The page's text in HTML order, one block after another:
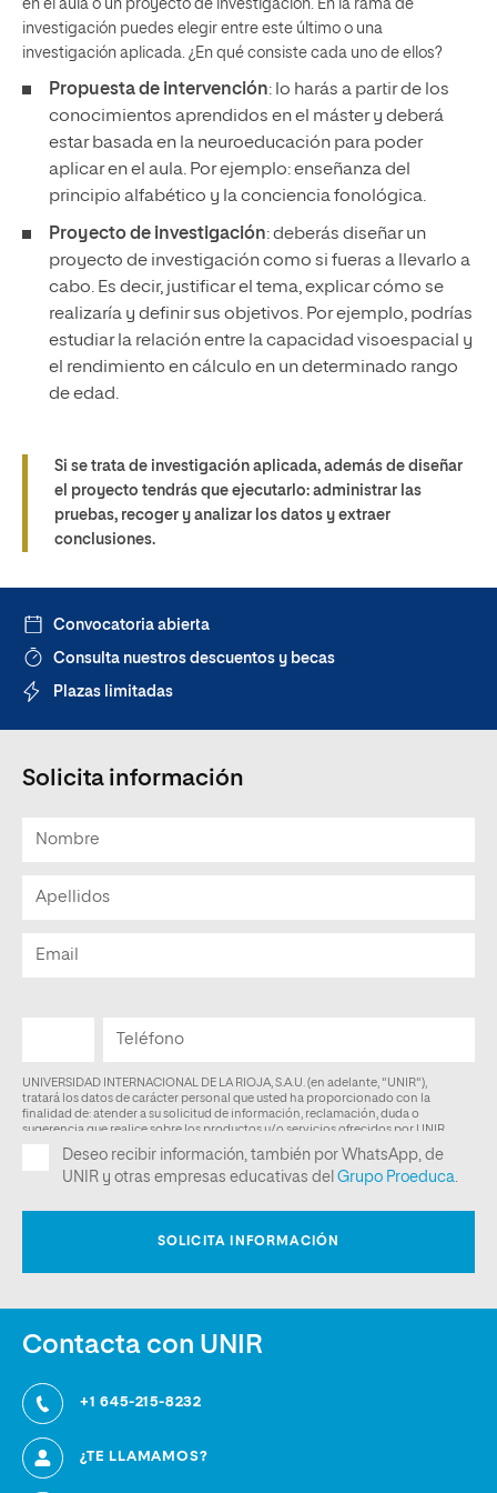
en el aula o un proyecto de investigación. En la rama de
investigación puedes elegir entre este último o una
investigación aplicada. ¿En qué consiste cada uno de ellos?
Propuesta de intervención: lo harás a partir de los
conocimientos aprendidos en el máster y deberá
estar basada en la neuroeducación para poder
aplicar en el aula. Por ejemplo: enseñanza del
principio alfabético y la conciencia fonológica.
Proyecto de investigación: deberás diseñar un
proyecto de investigación como si fueras a llevarlo a
cabo. Es decir, justificar el tema, explicar cómo se
realizaría y definir sus objetivos. Por ejemplo, podrías
estudiar la relación entre la capacidad visoespacial y
el rendimiento en cálculo en un determinado rango
de edad.
Si se trata de investigación aplicada, además de diseñar
el proyecto tendrás que ejecutarlo: administrar las
pruebas, recoger y analizar los datos y extraer
conclusiones.
Convocatoria abierta
Consulta nuestros descuentos y becas
Plazas limitadas
Solicita información
Contacta con UNIR
+1 645-215-8232
¿TE LLAMAMOS?